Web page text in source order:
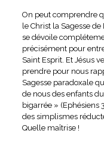
On peut comprendre
le Christ la Sagesse
se dévoile
précisément pour
Saint Esprit. Et Jésus
prendre pour nous
Sagesse paradoxale
de nous des enfants
bigarrée » (Ephésiens
des simplismes
Quelle maîtrise !